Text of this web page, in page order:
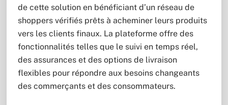
de cette solution en bénéficiant d’un réseau de
shoppers vérifiés prêts à acheminer leurs produits
vers les clients finaux. La plateforme offre des
fonctionnalités telles que le suivi en temps réel,
des assurances et des options de livraison
flexibles pour répondre aux besoins changeants
des commerçants et des consommateurs.